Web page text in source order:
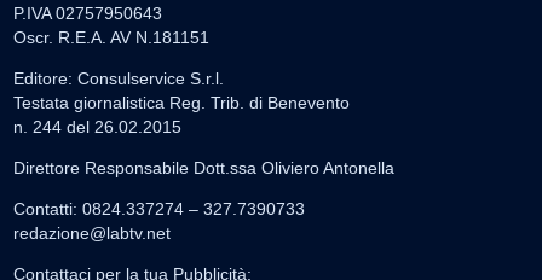
P.IVA 02757950643
Oscr. R.E.A. AV N.181151
Editore: Consulservice S.r.l.
Testata giornalistica Reg. Trib. di Benevento
n. 244 del 26.02.2015
Direttore Responsabile Dott.ssa Oliviero Antonella
Contatti: 0824.337274 – 327.7390733
redazione@labtv.net
Contattaci per la tua Pubblicità: